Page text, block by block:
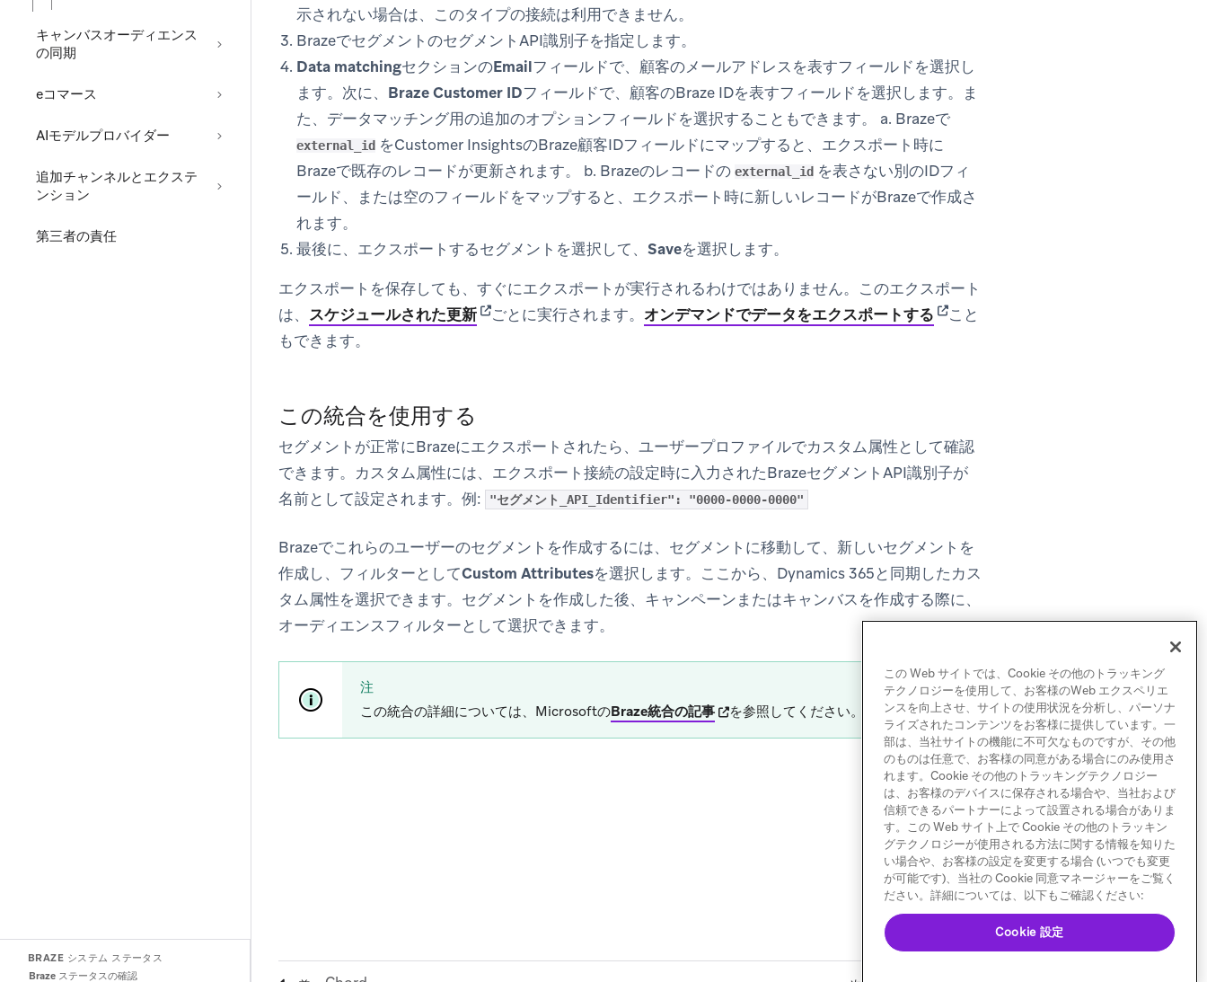
キャンバスオーディエンス
の同期
eコマース
AIモデルプロバイダー
追加チャンネルとエクステ
ンション
第三者の責任
BRAZE システム ステータス
Braze ステータスの確認
示されない場合は、このタイプの接続は利用できません。
BrazeでセグメントのセグメントAPI識別子を指定します。
Data matchingセクションのEmailフィールドで、顧客のメールアドレスを表すフィールドを選択し
ます。次に、 Braze Customer IDフィールドで、顧客のBraze IDを表すフィールドを選択します。ま
た、データマッチング用の追加のオプションフィールドを選択することもできます。 a. Brazeで
external_id をCustomer InsightsのBraze顧客IDフィールドにマップすると、エクスポート時に
Brazeで既存のレコードが更新されます。 b. Brazeのレコードの external_id を表さない別のIDフィ
ールド、または空のフィールドをマップすると、エクスポート時に新しいレコードがBrazeで作成さ
れます。
最後に、エクスポートするセグメントを選択して、 Saveを選択します。
エクスポートを保存しても、すぐにエクスポートが実行されるわけではありません。このエクスポート
は、 スケジュールされた更新(opens in new tab)
ごとに実行されます。 オンデマンドでデータをエクスポートする (opens in new tab)
こと
もできます。
この統合を使用する
セグメントが正常にBrazeにエクスポートされたら、ユーザープロファイルでカスタム属性として確認
できます。カスタム属性には、エクスポート接続の設定時に入力されたBrazeセグメントAPI識別子が
名前として設定されます。例:
"セグメント_API_Identifier": "0000-0000-0000"
Brazeでこれらのユーザーのセグメントを作成するには、 セグメント に移動して、新しいセグメントを
作成し、フィルターとしてCustom Attributesを選択します。ここから、Dynamics 365と同期したカス
タム属性を選択できます。セグメントを作成した後、キャンペーンまたはキャンバスを作成する際に、
オーディエンスフィルターとして選択できます。
注
この統合の詳細については、MicrosoftのBraze統合の記事(opens in new tab)
を参照してください。
この Web サイトでは、Cookie その他のトラッキング
テクノロジーを使用して、お客様のWeb エクスペリエ
ンスを向上させ、サイトの使用状況を分析し、パーソナ
ライズされたコンテンツをお客様に提供しています。一
部は、当社サイトの機能に不可欠なものですが、その他
のものは任意で、お客様の同意がある場合にのみ使用さ
れます。Cookie その他のトラッキングテクノロジー
は、お客様のデバイスに保存される場合や、当社および
信頼できるパートナーによって設置される場合がありま
す。この Web サイト上で Cookie その他のトラッキン
グテクノロジーが使用される方法に関する情報を知りた
い場合や、お客様の設定を変更する場合 (いつでも変更
が可能です)、当社の Cookie 同意マネージャーをご覧く
ださい。詳細については、以下もご確認ください:
Cookie 設定